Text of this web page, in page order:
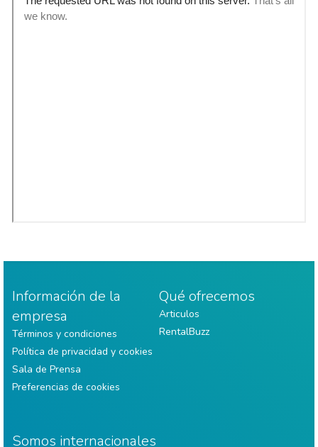
Información de la
empresa
Términos y condiciones
Política de privacidad y cookies
Sala de Prensa
Preferencias de cookies
Qué ofrecemos
Articulos
RentalBuzz
Somos internacionales